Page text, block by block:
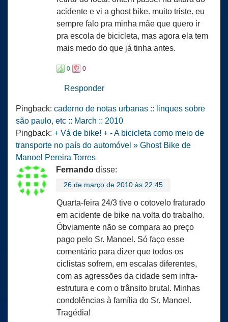
acidente e vi a ghost bike. muito triste. eu
sempre falo pra minha mãe que quero ir
pra escola de bicicleta, mas agora ela tem
mais medo do que já tinha antes.
0 0
Responder
Pingback: caderno de notas urbanas :: linques sobre
são paulo, etc :: March :: 2010
Pingback: + Vá de bike! + - A bicicleta como meio de
transporte no país do automóvel » Ghost Bike de
Manoel Pereira Torres
Fernando disse:
26 de março de 2010 às 22:45
Quarta-feira 24/3 tive o cotovelo fraturado
em acidente de bike na volta do trabalho.
Óbviamente não se compara ao preço
pago pelo Sr. Manoel. Só faço esse
comentário para dizer que todos os
ciclistas sofrem, em escalas diferentes,
com as agressões da cidade sem infra-
estrutura e com o trânsito brutal. Minhas
condolências à família do Sr. Manoel.
Tragédia!